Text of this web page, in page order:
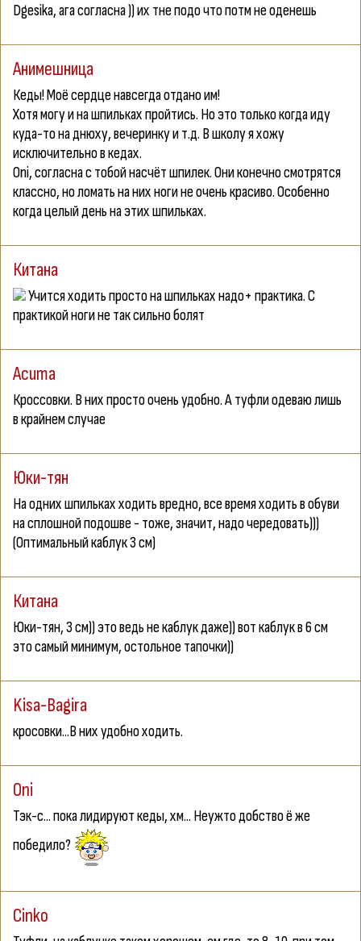
Dgesika, ага согласна )) их тне подо что потм не оденешь
Анимешница
Кеды! Моё сердце навсегда отдано им!
Хотя могу и на шпильках пройтись. Но это только когда иду
куда-то на днюху, вечеринку и т.д. В школу я хожу
исключительно в кедах.
Oni, согласна с тобой насчёт шпилек. Они конечно смотрятся
классно, но ломать на них ноги не очень красиво. Особенно
когда целый день на этих шпильках.
Китана
Учится ходить просто на шпильках надо+ практика. С
практикой ноги не так сильно болят
Acuma
Кроссовки. В них просто очень удобно. А туфли одеваю лишь
в крайнем случае
Юки-тян
На одних шпильках ходить вредно, все время ходить в обуви
на сплошной подошве - тоже, значит, надо чередовать)))
(Оптимальный каблук 3 см)
Китана
Юки-тян, 3 см)) это ведь не каблук даже)) вот каблук в 6 см
это самый минимум, остольное тапочки))
Kisa-Bagira
кросовки...В них удобно ходить.
Oni
Тэк-с... пока лидируют кеды, хм... Неужто добство ё же
победило?
Cinko